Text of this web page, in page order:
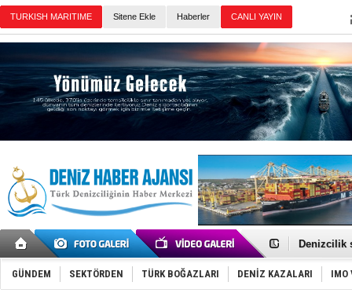
Sitene Ekle Haberler
Rusya,
Denizcilik
‘14.
Taksi
GÜNDEM SEKTÖRDEN TÜRK BOĞAZLARI DENİZ KAZALARI IMO